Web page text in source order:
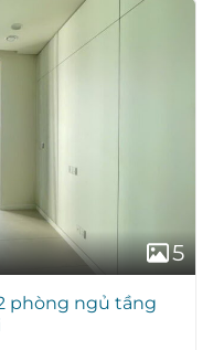
5
phòng ngủ tầng